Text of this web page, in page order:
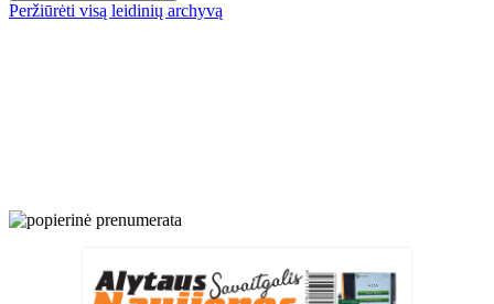
Peržiūrėti visą leidinių archyvą